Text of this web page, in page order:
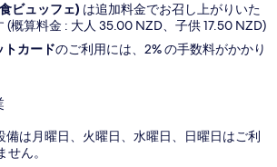
ビュッフェ) は追加料金でお召し上がりいた
(概算料金 : 大人 35.00 NZD、子供 17.50 NZD)
トカードのご利用には、2% の手数料がかかり
備は月曜日、火曜日、水曜日、日曜日はご利
ん。